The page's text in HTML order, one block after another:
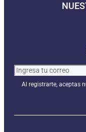
Al registrarte, aceptas